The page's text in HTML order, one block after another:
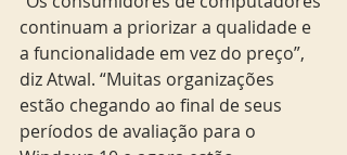
continuam a priorizar a qualidade e
a funcionalidade em vez do preço”,
diz Atwal. “Muitas organizações
estão chegando ao final de seus
períodos de avaliação para o